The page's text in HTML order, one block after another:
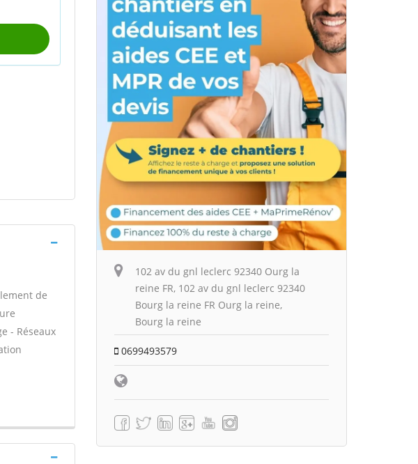
de
- Réseaux
102 av du gnl leclerc 92340 Ourg la
reine FR, 102 av du gnl leclerc 92340
Bourg la reine FR Ourg la reine,
Bourg la reine
0699493579